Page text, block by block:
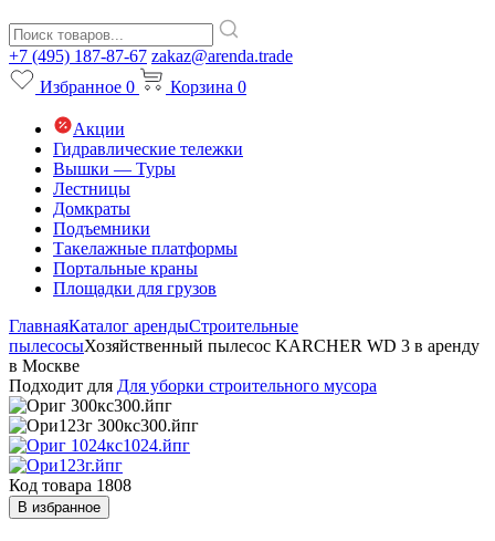
+7 (495) 187-87-67 zakaz@arenda.trade
Избранное 0 Корзина 0
Акции
Гидравлические тележки
Вышки — Туры
Лестницы
Домкраты
Подъемники
Такелажные платформы
Портальные краны
Площадки для грузов
ГлавнаяКаталог арендыСтроительные
пылесосыХозяйственный пылесос KARCHER WD 3 в аренду
в Москве
Подходит для Для уборки строительного мусора
Код товара 1808
В избранное